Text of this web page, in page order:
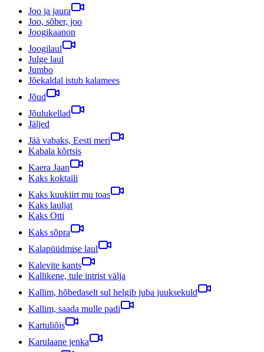
Joo ja jaura
Joo, sõber, joo
Joogikaanon
Joogilaul
Julge laul
Jumbo
Jõekaldal istub kalamees
Jõud
Jõulukellad
Jäljed
Jää vabaks, Eesti meri
Kabala kõrtsis
Kaera Jaan
Kaks koktaili
Kaks kuukiirt mu toas
Kaks lauljat
Kaks Otti
Kaks sõpra
Kalapüüdmise laul
Kalevite kants
Kallikene, tule intrist välja
Kallim, hõbedaselt sul helgib juba juuksekuld
Kallim, saada mulle padi
Kartuliõis
Karulaane jenka